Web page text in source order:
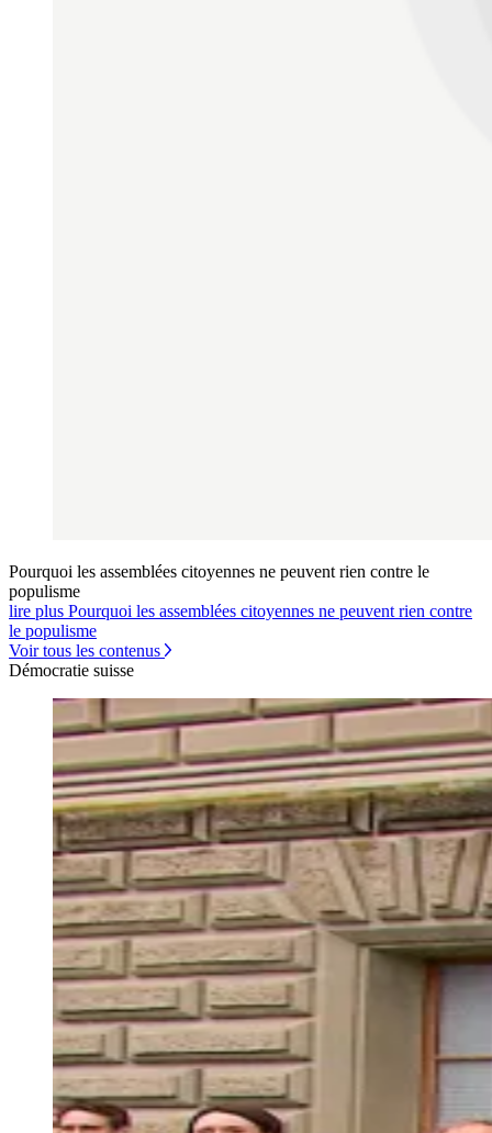
Pourquoi les assemblées citoyennes ne peuvent rien contre le
populisme
lire plus Pourquoi les assemblées citoyennes ne peuvent rien contre
le populisme
Voir tous les contenus
Démocratie suisse